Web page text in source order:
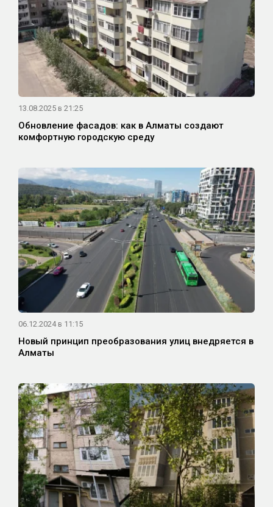
13.08.2025 в 21:25
Обновление фасадов: как в Алматы создают
комфортную городскую среду
06.12.2024 в 11:15
Новый принцип преобразования улиц внедряется в
Алматы